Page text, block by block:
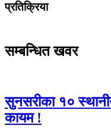
प्रतिक्रिया
सम्बन्धित खवर
सुनसरीका १०
कायम !